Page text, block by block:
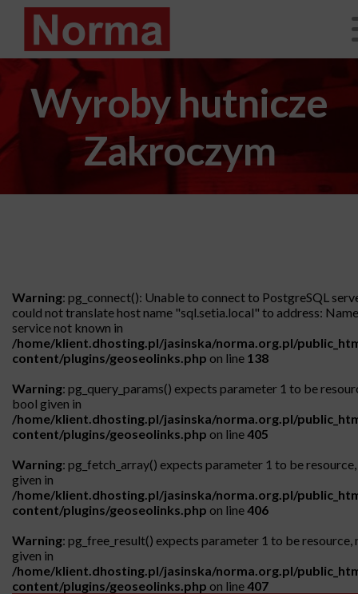
Wyroby hutnicze
Zakroczym
Warning: pg_connect(): Unable to connect to PostgreSQL
could not translate host name "sql.setia.local" to address:
service not known in
/home/klient.dhosting.pl/jasinska/norma.org.pl/
content/plugins/geoseolinks.php on line 138
Warning: pg_query_params() expects parameter 1 to be
bool given in
/home/klient.dhosting.pl/jasinska/norma.org.pl/
content/plugins/geoseolinks.php on line405
Warning: pg_fetch_array() expects parameter 1 to be
given in
/home/klient.dhosting.pl/jasinska/norma.org.pl/
content/plugins/geoseolinks.php on line406
Warning: pg_free_result() expects parameter 1 to be resource,
given in
/home/klient.dhosting.pl/jasinska/norma.org.pl/
content/plugins/geoseolinks.php on line407